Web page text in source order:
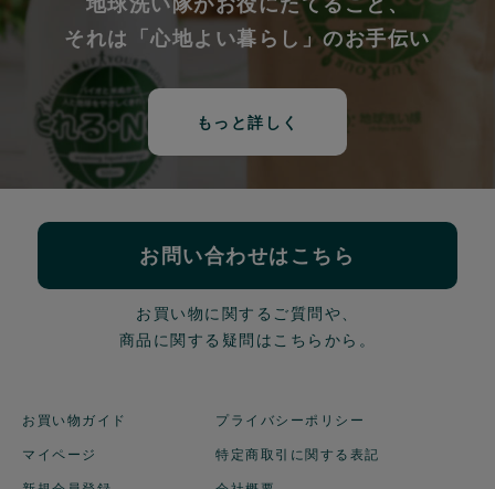
それは「心地よい暮らし」のお手伝い
もっと詳しく
お問い合わせはこちら
お買い物に関するご質問や、
商品に関する疑問はこちらから。
お買い物ガイド
マイページ
プライバシーポリシー
特定商取引に関する表記